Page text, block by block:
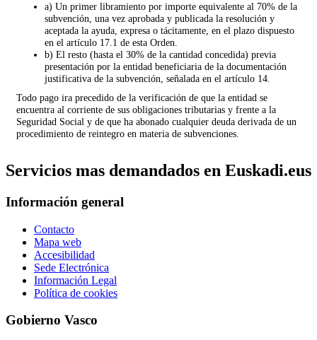
a) Un primer libramiento por importe equivalente al 70% de la
subvención, una vez aprobada y publicada la resolución y
aceptada la ayuda, expresa o tácitamente, en el plazo dispuesto
en el artículo 17.1 de esta Orden.
b) El resto (hasta el 30% de la cantidad concedida) previa
presentación por la entidad beneficiaria de la documentación
justificativa de la subvención, señalada en el artículo 14.
Todo pago ira precedido de la verificación de que la entidad se
encuentra al corriente de sus obligaciones tributarias y frente a la
Seguridad Social y de que ha abonado cualquier deuda derivada de un
procedimiento de reintegro en materia de subvenciones.
Servicios mas demandados en Euskadi.eus
Información general
Contacto
Mapa web
Accesibilidad
Sede Electrónica
Información Legal
Política de cookies
Gobierno Vasco